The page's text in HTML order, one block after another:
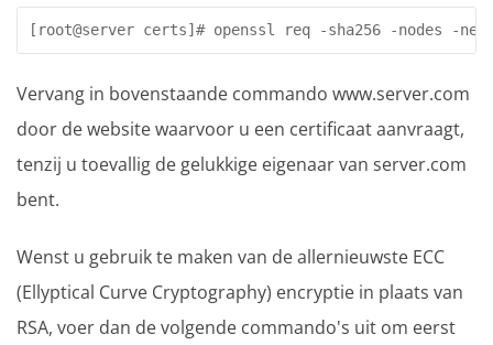
[root@server certs]# openssl req -sha256 -nodes -
Vervang in bovenstaande commando www.server.com
door de website waarvoor u een certificaat aanvraagt,
tenzij u toevallig de gelukkige eigenaar van server.com
bent.
Wenst u gebruik te maken van de allernieuwste ECC
(Ellyptical Curve Cryptography) encryptie in plaats van
RSA, voer dan de volgende commando's uit om eerst